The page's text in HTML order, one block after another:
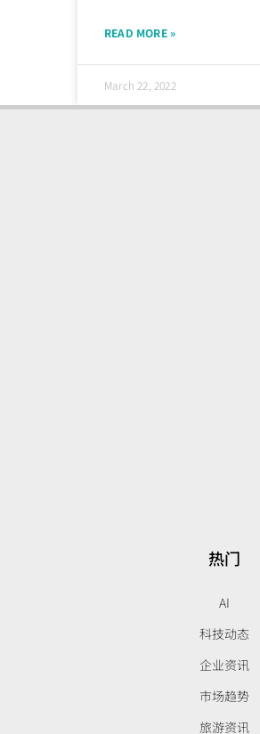
READ MORE »
March 22, 2022
热门
AI
科技动态
企业资讯
市场趋势
旅游资讯